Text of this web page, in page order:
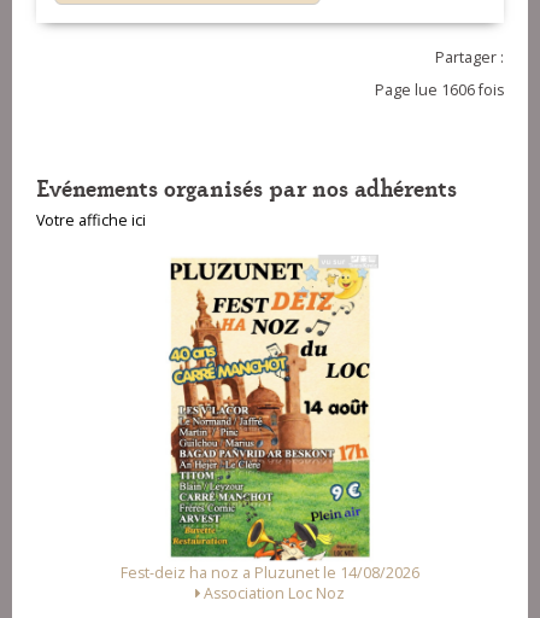
Partager :
Page lue 1606 fois
Evénements organisés par nos adhérents
Votre affiche ici
Fest Noz a Arzal le 15/08/2026
Alliance des Associations d'Arzal